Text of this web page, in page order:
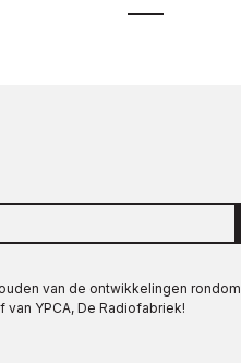
van de ontwikkelingen rondom
YPCA, De Radiofabriek!